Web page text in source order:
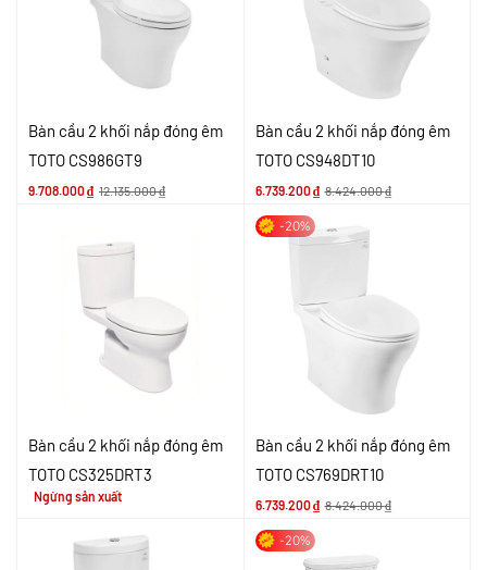
Bàn cầu 2 khối nắp đóng êm
TOTO CS986GT9
9.708.000₫ 12.135.000₫
Bàn cầu 2 khối nắp đóng êm
TOTO CS948DT10
6.739.200₫ 8.424.000₫
Bàn cầu 2 khối nắp đóng êm
TOTO CS325DRT3
Ngừng sản xuất
-20%
Bàn cầu 2 khối nắp đóng êm
TOTO CS769DRT10
6.739.200₫ 8.424.000₫
-20%